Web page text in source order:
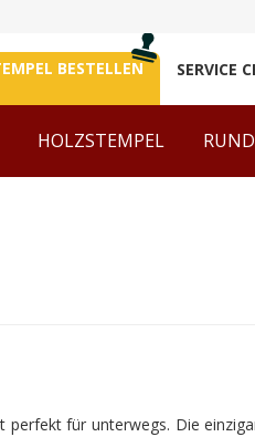
BESTELLEN SERVICE
HOLZSTEMPEL
für unterwegs. Die